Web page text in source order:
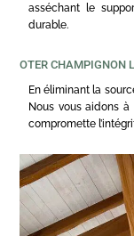
asséchant le
durable.
OTER CHAMPIGNON
En éliminant la
Nous vous aidons à
compromette